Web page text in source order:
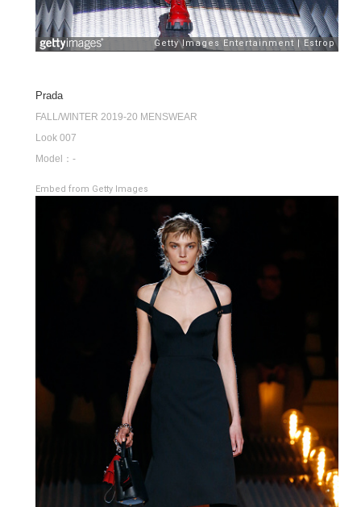
Prada
FALL/WINTER 2019-20 MENSWEAR
Look 007
Model：-
Embed from Getty Images